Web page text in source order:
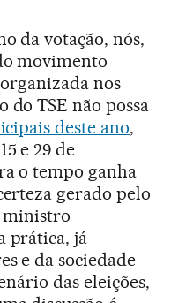
da votação, nós,
movimento
nos
do TSE não possa
deste ano,
e 29 de
o tempo ganha
gerado pelo
ministro
prática, já
e da sociedade
das eleições,